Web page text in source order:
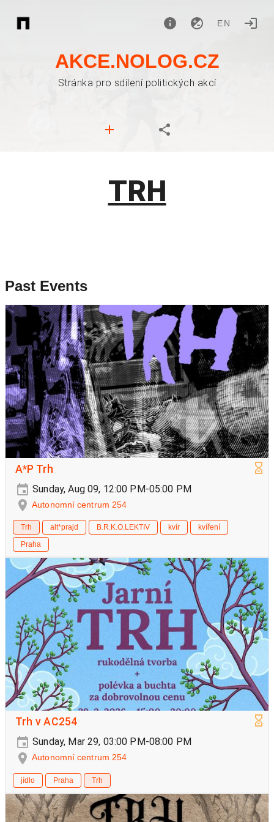
EN
AKCE.NOLOG.CZ
Stránka pro sdílení politických akcí
TRH
Past Events
A*P Trh
Sunday, Aug 09, 12:00 PM-05:00 PM
Autonomní centrum 254
Trh alt*prajd B.R.K.O.LEKTIV kvír
kvíření
Praha
Trh v AC254
Sunday, Mar 29, 03:00 PM-08:00 PM
Autonomní centrum 254
jídlo Praha Trh